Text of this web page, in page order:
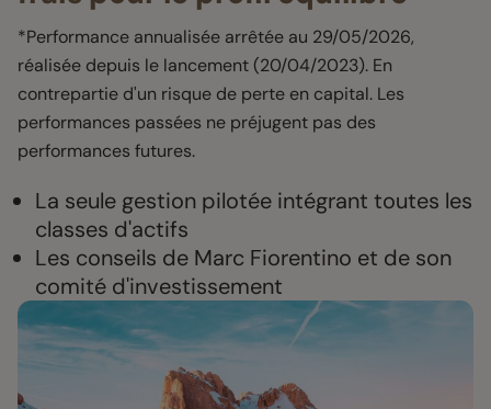
*Performance annualisée arrêtée au 29/05/2026,
réalisée depuis le lancement (20/04/2023). En
contrepartie d'un risque de perte en capital. Les
performances passées ne préjugent pas des
performances futures.
La seule gestion pilotée intégrant toutes les
classes d'actifs
Les conseils de Marc Fiorentino et de son
comité d'investissement